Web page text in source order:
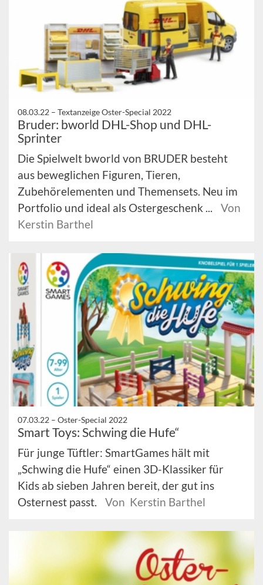
08.03.22 – Textanzeige Oster-Special 2022
Bruder: bworld DHL-Shop und DHL-
Sprinter
Die Spielwelt bworld von BRUDER besteht
aus beweglichen Figuren, Tieren,
Zubehörelementen und Themensets. Neu im
Portfolio und ideal als Ostergeschenk ...
Von
Kerstin Barthel
07.03.22 – Oster-Special 2022
Smart Toys: Schwing die Hufe“
Für junge Tüftler: SmartGames hält mit
„Schwing die Hufe“ einen 3D-Klassiker für
Kids ab sieben Jahren bereit, der gut ins
Osternest passt.
Von Kerstin Barthel